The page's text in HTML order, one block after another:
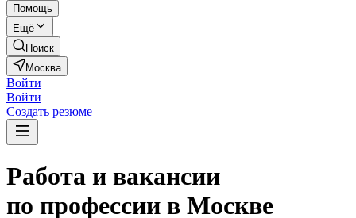
Помощь
Ещё
Поиск
Москва
Войти
Войти
Создать резюме
Работа и вакансии
по профессии в Москве